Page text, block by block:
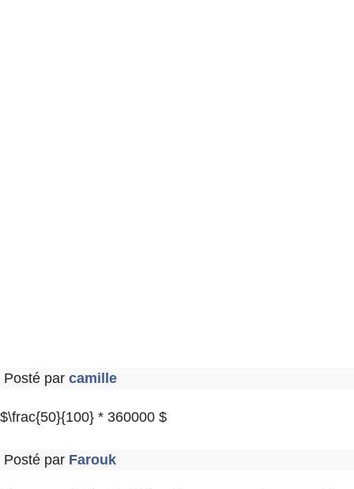
Posté par camille
$\frac{50}{100} * 360000 $
Posté par Farouk